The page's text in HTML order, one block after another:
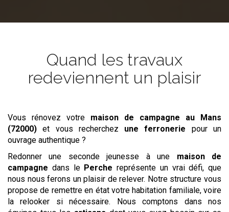
Quand les travaux
redeviennent un plaisir
Vous rénovez votre maison de campagne au Mans
(72000) et vous recherchez une ferronerie pour un
ouvrage authentique ?
Redonner une seconde jeunesse à une maison de
campagne dans le Perche représente un vrai défi, que
nous nous ferons un plaisir de relever. Notre structure vous
propose de remettre en état votre habitation familiale, voire
la relooker si nécessaire. Nous comptons dans nos